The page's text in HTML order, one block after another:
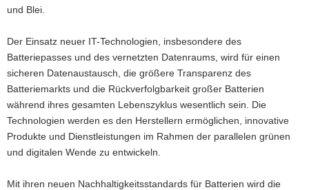
und Blei.
Der Einsatz neuer IT-Technologien, insbesondere des
Batteriepasses und des vernetzten Datenraums, wird für einen
sicheren Datenaustausch, die größere Transparenz des
Batteriemarkts und die Rückverfolgbarkeit großer Batterien
während ihres gesamten Lebenszyklus wesentlich sein. Die
Technologien werden es den Herstellern ermöglichen, innovative
Produkte und Dienstleistungen im Rahmen der parallelen grünen
und digitalen Wende zu entwickeln.
Mit ihren neuen Nachhaltigkeitsstandards für Batterien wird die